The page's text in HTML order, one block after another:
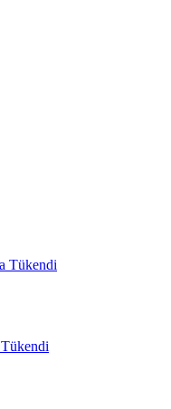
Tükendi
Tükendi